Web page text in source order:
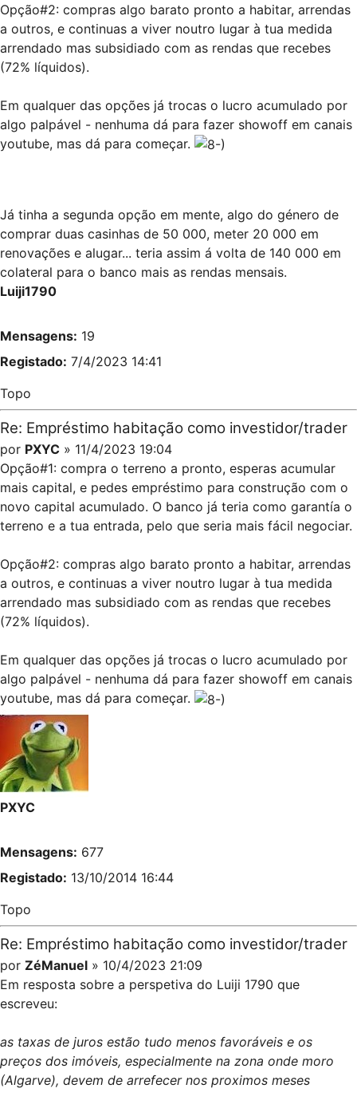
Opção#2: compras algo barato pronto a habitar, arrendas
a outros, e continuas a viver noutro lugar à tua medida
arrendado mas subsidiado com as rendas que recebes
(72% líquidos).
Em qualquer das opções já trocas o lucro acumulado por
algo palpável - nenhuma dá para fazer showoff em canais
youtube, mas dá para começar.
Já tinha a segunda opção em mente, algo do género de
comprar duas casinhas de 50 000, meter 20 000 em
renovações e alugar... teria assim á volta de 140 000 em
colateral para o banco mais as rendas mensais.
Luiji1790
Mensagens: 19
Registado: 7/4/2023 14:41
Topo
Re: Empréstimo habitação como investidor/trader
por PXYC » 11/4/2023 19:04
Opção#1: compra o terreno a pronto, esperas acumular
mais capital, e pedes empréstimo para construção com o
novo capital acumulado. O banco já teria como garantía o
terreno e a tua entrada, pelo que seria mais fácil negociar.
Opção#2: compras algo barato pronto a habitar, arrendas
a outros, e continuas a viver noutro lugar à tua medida
arrendado mas subsidiado com as rendas que recebes
(72% líquidos).
Em qualquer das opções já trocas o lucro acumulado por
algo palpável - nenhuma dá para fazer showoff em canais
youtube, mas dá para começar.
PXYC
Mensagens: 677
Registado: 13/10/2014 16:44
Topo
Re: Empréstimo habitação como investidor/trader
por ZéManuel » 10/4/2023 21:09
Em resposta sobre a perspetiva do Luiji 1790 que
escreveu:
as taxas de juros estão tudo menos favoráveis e os
preços dos imóveis, especialmente na zona onde moro
(Algarve), devem de arrefecer nos proximos meses